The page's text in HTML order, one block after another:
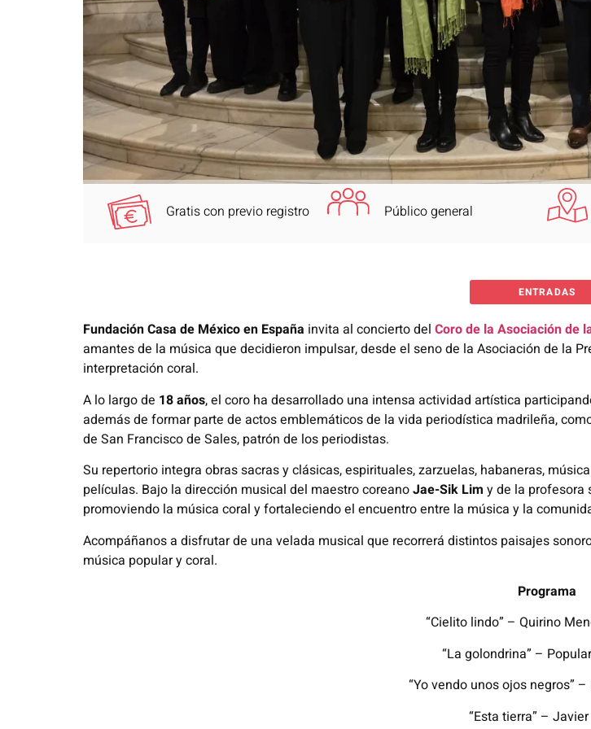
Gratis con previo registro Público general
ENTRADAS
Fundación Casa de México en España invita al concierto del Coro de la Asociación de
amantes de la música que decidieron impulsar, desde el seno de la Asociación de la
interpretación coral.
A lo largo de 18 años, el coro ha desarrollado una intensa actividad artística
además de formar parte de actos emblemáticos de la vida periodística madrileña,
de San Francisco de Sales, patrón de los periodistas.
Su repertorio integra obras sacras y clásicas, espirituales, zarzuelas, habaneras,
películas. Bajo la dirección musical del maestro coreanoJae-Sik Lim y de la profesora
promoviendo la música coral y fortaleciendo el encuentro entre la música y la
Acompáñanos a disfrutar de una velada musical que recorrerá distintos paisajes
música popular y coral.
Programa
“Cielito lindo” – Quirino
“La golondrina” –
“Yo vendo unos ojos negros”
“Esta tierra” –